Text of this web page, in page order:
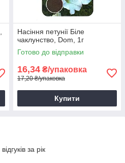
Насіння петунії Біле
чаклунство, Dom, 1г
Готово до відправки
16,34 ₴/упаковка
17,20 ₴/упаковка
Купити
за рік